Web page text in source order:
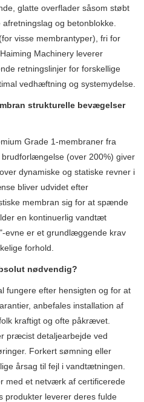
glatte overflader såsom støbt
og betonblokke.
visse membrantyper), fri for
Machinery leverer
retningslinjer for forskellige
vedhæftning og systemydelse.
strukturelle bevægelser
Grade 1-membraner fra
(over 200%) giver
dynamiske og statiske revner i
bliver udvidet efter
membran sig for at spænde
en kontinuerlig vandtæt
evne er et grundlæggende krav
forhold.
nødvendig?
fungere efter hensigten og for at
anbefales installation af
kraftigt og ofte påkrævet.
præcist detaljearbejde ved
Forkert sømning eller
årsag til fejl i vandtætningen.
med et netværk af certificerede
produkter leverer deres fulde